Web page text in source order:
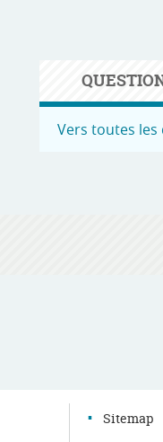
Vers toutes
Sitemap